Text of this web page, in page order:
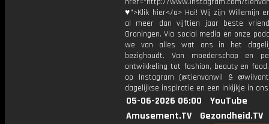
♥">Klik hier</a> Hoi! Wij zijn Willemijn
al meer dan vijftien jaar beste
Groningen. Via social media en onze
we van alles wat ons in het
bezighoudt. Van moederschap en
ontwikkeling tot fashion, beauty en
op Instagram (@tienvanwil &
dagelijkse inspiratie en een inkijkje in
05-06-2026 06:00
YouTube
Amusement.TV
Gezondheid.TV